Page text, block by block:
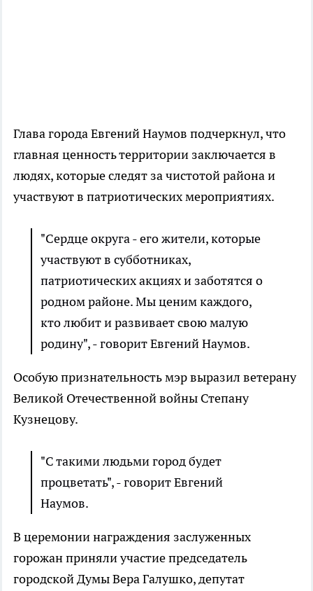
Глава города Евгений Наумов подчеркнул, что
главная ценность территории заключается в
людях, которые следят за чистотой района и
участвуют в патриотических мероприятиях.
"Сердце округа - его жители, которые
участвуют в субботниках,
патриотических акциях и заботятся о
родном районе. Мы ценим каждого,
кто любит и развивает свою малую
родину", - говорит Евгений Наумов.
Особую признательность мэр выразил ветерану
Великой Отечественной войны Степану
Кузнецову.
"С такими людьми город будет
процветать", - говорит Евгений
Наумов.
В церемонии награждения заслуженных
горожан приняли участие председатель
городской Думы Вера Галушко, депутат